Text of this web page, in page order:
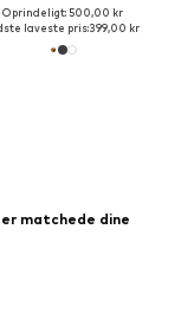
Oprindeligt: 500,00 kr
laveste pris:399,00 kr
matchede dine